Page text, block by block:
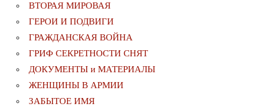
ВТОРАЯ МИРОВАЯ
ГЕРОИ И ПОДВИГИ
ГРАЖДАНСКАЯ ВОЙНА
ГРИФ СЕКРЕТНОСТИ СНЯТ
ДОКУМЕНТЫ и МАТЕРИАЛЫ
ЖЕНЩИНЫ В АРМИИ
ЗАБЫТОЕ ИМЯ